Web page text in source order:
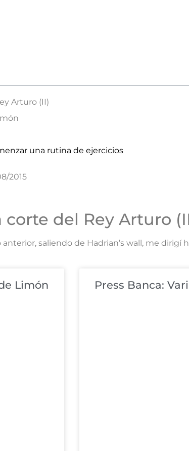
Arturo (II)
una rutina de ejercicios
2015
corte del Rey Arturo
saliendo de Hadrian’s wall, me
Limón Press Banca: